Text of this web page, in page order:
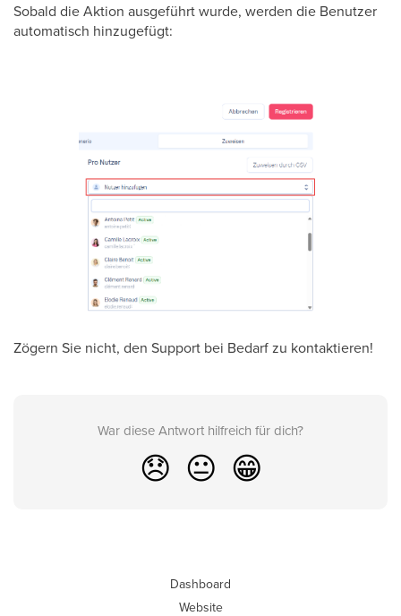
Sobald die Aktion ausgeführt wurde, werden die Benutzer
automatisch hinzugefügt:
Zögern Sie nicht, den Support bei Bedarf zu kontaktieren!
War diese Antwort hilfreich für dich?
😞 😐 😁
Dashboard
Website